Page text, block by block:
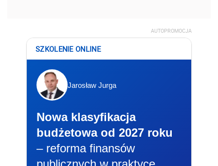
AUTOPROMOCJA
SZKOLENIE ONLINE
Jarosław Jurga
Nowa klasyfikacja
budżetowa od 2027 roku
– reforma finansów